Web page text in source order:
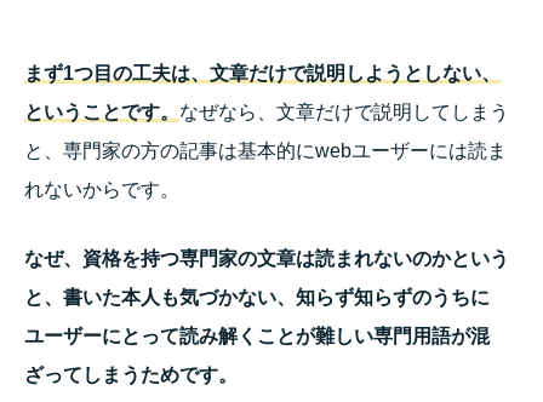
まず1つ目の工夫は、文章だけで説明しようとしない、
ということです。 なぜなら、文章だけで説明してしまう
と、専門家の方の記事は基本的にwebユーザーには読ま
れないからです。
なぜ、資格を持つ専門家の文章は読まれないのかという
と、 書いた本人も気づかない、知らず知らずのうちに
ユーザーにとって読み解くことが難しい専門用語が混
ざってしまうためです。